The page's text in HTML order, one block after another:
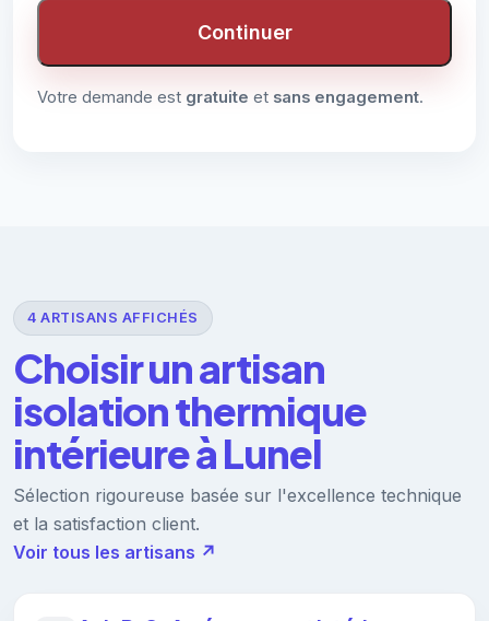
Continuer
Votre demande est gratuite et sans engagement.
4 ARTISANS AFFICHÉS
Choisir un artisan
isolation thermique
intérieure à Lunel
Sélection rigoureuse basée sur l'excellence technique
et la satisfaction client.
Voir tous les artisans ↗